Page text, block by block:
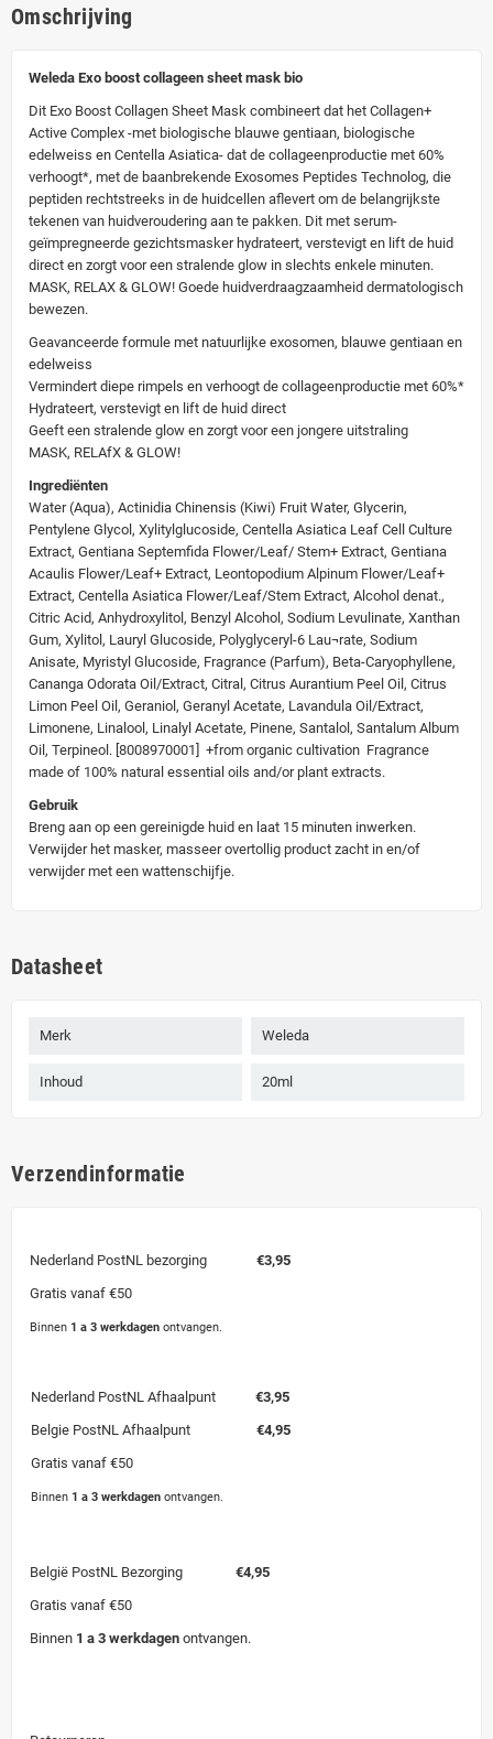
Omschrijving
Weleda Exo boost collageen sheet mask bio
Dit Exo Boost Collagen Sheet Mask combineert dat het Collagen+
Active Complex -met biologische blauwe gentiaan, biologische
edelweiss en Centella Asiatica- dat de collageenproductie met 60%
verhoogt*, met de baanbrekende Exosomes Peptides Technolog, die
peptiden rechtstreeks in de huidcellen aflevert om de belangrijkste
tekenen van huidveroudering aan te pakken. Dit met serum-
geïmpregneerde gezichtsmasker hydrateert, verstevigt en lift de huid
direct en zorgt voor een stralende glow in slechts enkele minuten.
MASK, RELAX & GLOW! Goede huidverdraagzaamheid dermatologisch
bewezen.
Geavanceerde formule met natuurlijke exosomen, blauwe gentiaan en
edelweiss
Vermindert diepe rimpels en verhoogt de collageenproductie met 60%*
Hydrateert, verstevigt en lift de huid direct
Geeft een stralende glow en zorgt voor een jongere uitstraling
MASK, RELAfX & GLOW!
Ingrediënten
Water (Aqua), Actinidia Chinensis (Kiwi) Fruit Water, Glycerin,
Pentylene Glycol, Xylitylglucoside, Centella Asiatica Leaf Cell Culture
Extract, Gentiana Septemfida Flower/Leaf/ Stem+ Extract, Gentiana
Acaulis Flower/Leaf+ Extract, Leontopodium Alpinum Flower/Leaf+
Extract, Centella Asiatica Flower/Leaf/Stem Extract, Alcohol denat.,
Citric Acid, Anhydroxylitol, Benzyl Alcohol, Sodium Levulinate, Xanthan
Gum, Xylitol, Lauryl Glucoside, Polyglyceryl-6 Lau¬rate, Sodium
Anisate, Myristyl Glucoside, Fragrance (Parfum), Beta-Caryophyllene,
Cananga Odorata Oil/Extract, Citral, Citrus Aurantium Peel Oil, Citrus
Limon Peel Oil, Geraniol, Geranyl Acetate, Lavandula Oil/Extract,
Limonene, Linalool, Linalyl Acetate, Pinene, Santalol, Santalum Album
Oil, Terpineol. [8008970001] +from organic cultivation Fragrance
made of 100% natural essential oils and/or plant extracts.
Gebruik
Breng aan op een gereinigde huid en laat 15 minuten inwerken.
Verwijder het masker, masseer overtollig product zacht in en/of
verwijder met een wattenschijfje.
Datasheet
Merk Weleda
Inhoud 20ml
Verzendinformatie
Nederland PostNL bezorging €3,95
Gratis vanaf €50
Binnen 1 a 3 werkdagen ontvangen.
Nederland PostNL Afhaalpunt €3,95
Belgie PostNL Afhaalpunt
€4,95
Gratis vanaf €50
Binnen 1 a 3 werkdagen ontvangen.
België PostNL Bezorging €4,95
Gratis vanaf €50
Binnen 1 a 3 werkdagen ontvangen.